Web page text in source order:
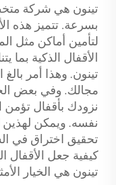
تينون هي شركة
بسرعة. تتميز هذه
لتأمين أماكن مثل
الأقفال الذكية
تينون. وهذا أمر
مجالك. وفي بعض
نزودك بأقفال
نفسه. ويمكن
تحقيق اختراق في
كيفية جعل الأقفال
تينون هي الخيار